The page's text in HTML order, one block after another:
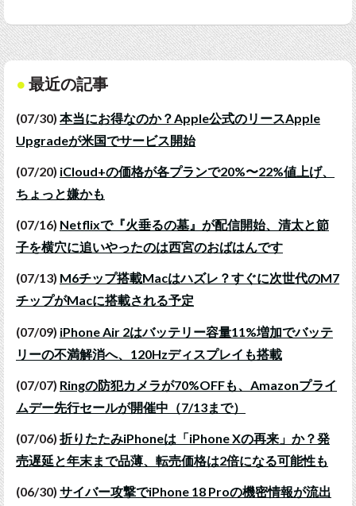
最近の記事
(07/30) 本当にお得なのか？Apple公式のリースApple
Upgradeが米国でサービス開始
(07/20) iCloud+の価格が各プランで20%〜22%値上げ、
ちょっと嫌かも
(07/16) Netflixで『火垂るの墓』が配信開始、清太と節
子を横穴に追いやったのは西宮のおばはんです
(07/13) M6チップ搭載Macはハズレ？すぐに次世代のM7
チップがMacに搭載される予定
(07/09) iPhone Air 2はバッテリー容量11%増加でバッテ
リーの不満解消へ、120Hzディスプレイも搭載
(07/07) Ringの防犯カメラが70%OFFも、Amazonプライ
ムデー先行セールが開催中（7/13まで）
(07/06) 折りたたみiPhoneは「iPhone Xの再来」か？発
売遅延と年末まで品薄、転売価格は2倍になる可能性も
(06/30) サイバー攻撃でiPhone 18 Proの機密情報が流出